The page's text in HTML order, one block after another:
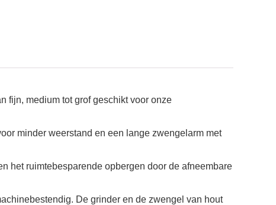
fijn, medium tot grof geschikt voor onze
minder weerstand en een lange zwengelarm met
het ruimtebesparende opbergen door de afneembare
De grinder en de zwengel van hout